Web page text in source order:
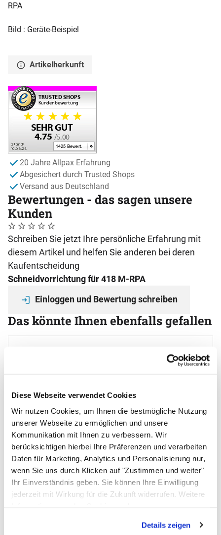
Diese Webseite verwendet Cookies
Wir nutzen Cookies, um Ihnen die bestmögliche Nutzung
unserer Webseite zu ermöglichen und unsere
Kommunikation mit Ihnen zu verbessern. Wir
berücksichtigen hierbei Ihre Präferenzen und verarbeiten
Daten für Marketing, Analytics und Personalisierung nur,
wenn Sie uns durch Klicken auf "Zustimmen und weiter"
Ihr Einverständnis geben. Sie können Ihre Einwilligung
jederzeit mit Wirkung für die Zukunft widerrufen. Weitere
Details zeigen
RPA
Bild : Geräte-Beispiel
Artikelherkunft
20 Jahre Allpax Erfahrung
Abgesichert durch Trusted Shops
Versand aus Deutschland
Bewertungen - das sagen unsere
Kunden
Noch keine Bewertungen abgegeben
0 Bewertungen
Schreiben Sie jetzt Ihre persönliche Erfahrung mit
diesem Artikel und helfen Sie anderen bei deren
Kaufentscheidung
Schneidvorrichtung für 418 M-RPA
Einloggen und Bewertung schreiben
Das könnte Ihnen ebenfalls gefallen
Artikel überspringen
Tischschweißgerät mit Fußtaster